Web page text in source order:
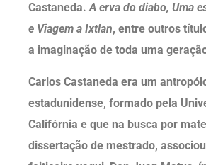
Castaneda.A erva do diabo, Uma
e Viagem a Ixtlan, entre outros
a imaginação de toda uma
Carlos Castaneda era um
estadunidense, formado pela
Califórnia e que na busca por
dissertação de mestrado,